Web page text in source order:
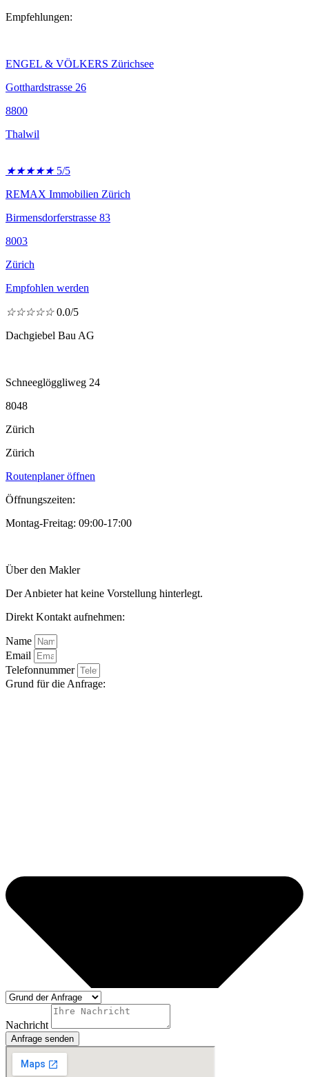
Empfehlungen:
ENGEL & VÖLKERS Zürichsee
Gotthardstrasse 26
8800
Thalwil
★★★★★ 5/5
REMAX Immobilien Zürich
Birmensdorferstrasse 83
8003
Zürich
Empfohlen werden
☆☆☆☆☆ 0.0/5
Dachgiebel Bau AG
Schneeglöggliweg 24
8048
Zürich
Zürich
Routenplaner öffnen
Öffnungszeiten:
Montag-Freitag: 09:00-17:00
Über den Makler
Der Anbieter hat keine Vorstellung hinterlegt.
Direkt Kontakt aufnehmen:
Name
Email
Telefonnummer
Grund für die Anfrage:
Nachricht
Anfrage senden